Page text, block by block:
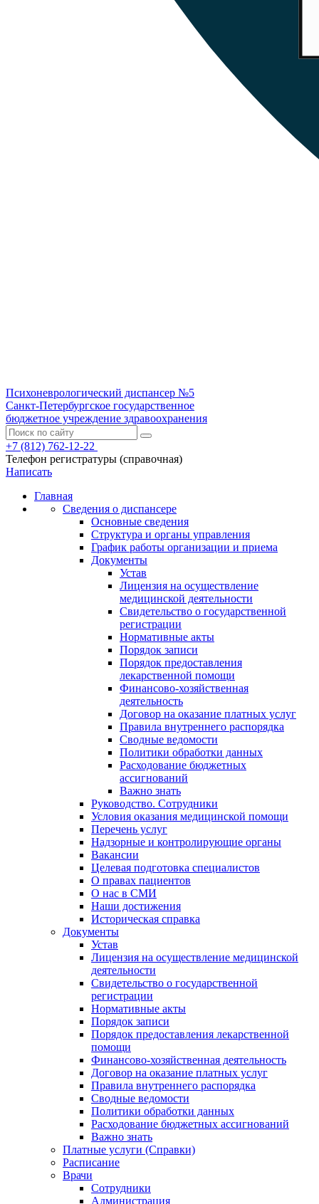
Психоневрологический диспансер №5
Санкт-Петербургское государственное
бюджетное учреждение здравоохранения
+7 (812) 762-12-22
Телефон регистратуры (справочная)
Написать
Главная
Сведения о диспансере
Основные сведения
Структура и органы управления
График работы организации и приема
Документы
Устав
Лицензия на осуществление
медицинской деятельности
Свидетельство о государственной
регистрации
Нормативные акты
Порядок записи
Порядок предоставления
лекарственной помощи
Финансово-хозяйственная
деятельность
Договор на оказание платных услуг
Правила внутреннего распорядка
Сводные ведомости
Политики обработки данных
Расходование бюджетных
ассигнований
Важно знать
Руководство. Сотрудники
Условия оказания медицинской помощи
Перечень услуг
Надзорные и контролирующие органы
Вакансии
Целевая подготовка специалистов
О правах пациентов
О нас в СМИ
Наши достижения
Историческая справка
Документы
Устав
Лицензия на осуществление медицинской
деятельности
Свидетельство о государственной
регистрации
Нормативные акты
Порядок записи
Порядок предоставления лекарственной
помощи
Финансово-хозяйственная деятельность
Договор на оказание платных услуг
Правила внутреннего распорядка
Сводные ведомости
Политики обработки данных
Расходование бюджетных ассигнований
Важно знать
Платные услуги (Справки)
Расписание
Врачи
Сотрудники
Администрация